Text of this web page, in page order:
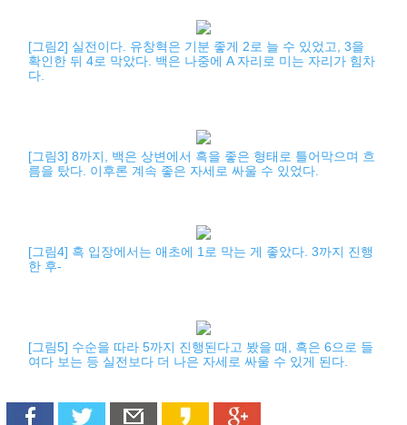
[그림2] 실전이다. 유창혁은 기분 좋게 2로 늘 수 있었고, 3을
확인한 뒤 4로 막았다. 백은 나중에 A 자리로 미는 자리가 힘차
다.
[그림3] 8까지, 백은 상변에서 흑을 좋은 형태로 틀어막으며 흐
름을 탔다. 이후론 계속 좋은 자세로 싸울 수 있었다.
[그림4] 흑 입장에서는 애초에 1로 막는 게 좋았다. 3까지 진행
한 후-
[그림5] 수순을 따라 5까지 진행된다고 봤을 때, 흑은 6으로 들
여다 보는 등 실전보다 더 나은 자세로 싸울 수 있게 된다.